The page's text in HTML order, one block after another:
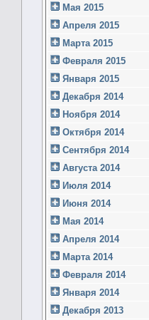
Мая 2015
Апреля 2015
Марта 2015
Февраля 2015
Января 2015
Декабря 2014
Ноября 2014
Октября 2014
Сентября 2014
Августа 2014
Июля 2014
Июня 2014
Мая 2014
Апреля 2014
Марта 2014
Февраля 2014
Января 2014
Декабря 2013